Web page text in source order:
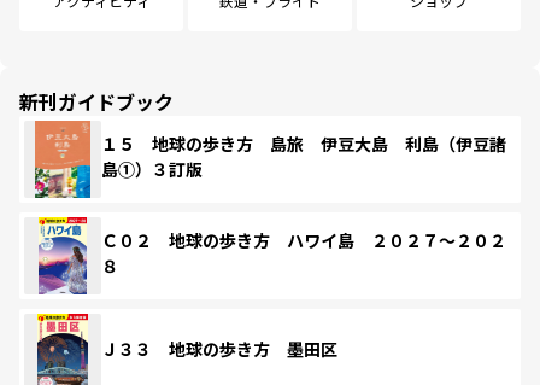
新刊ガイドブック
１５ 地球の歩き方 島旅 伊豆大島 利島（伊豆諸
島①）３訂版
Ｃ０２ 地球の歩き方 ハワイ島 ２０２７～２０２
８
Ｊ３３ 地球の歩き方 墨田区